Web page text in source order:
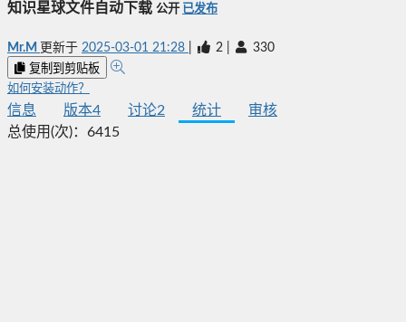
知识星球文件自动下载 公开 已发布
Mr.M 更新于 2025-03-01 21:28 2 330
复制到剪贴板
如何安装动作？
信息 版本4 讨论2 统计
审核
总使用(次)： 6415